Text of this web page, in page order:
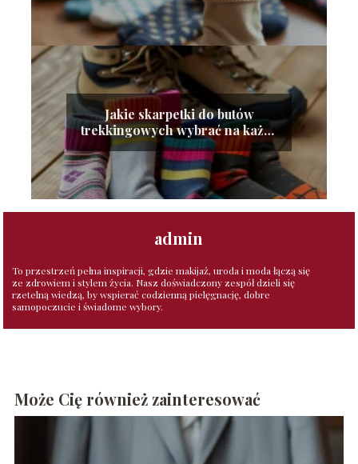
Jakie skarpetki do butów
trekkingowych wybrać na każdą
porę roku?
admin
To przestrzeń pełna inspiracji, gdzie makijaż, uroda i moda łączą się
ze zdrowiem i stylem życia. Nasz doświadczony zespół dzieli się
rzetelną wiedzą, by wspierać codzienną pielęgnację, dobre
samopoczucie i świadome wybory.
Może Cię również zainteresować